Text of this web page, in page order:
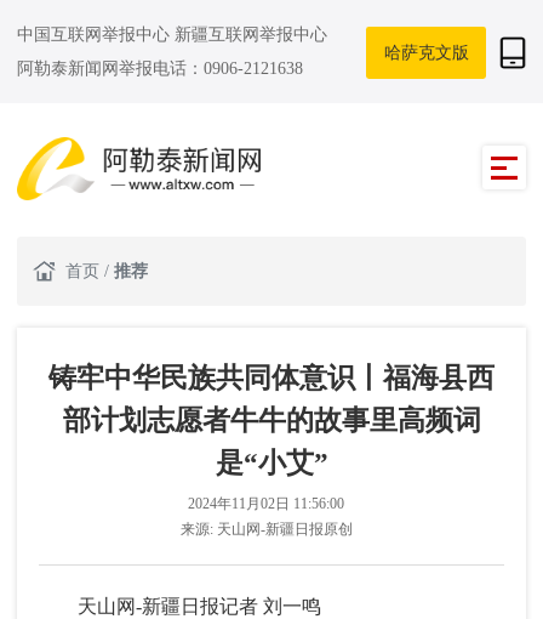
中国互联网举报中心 新疆互联网举报中心
阿勒泰新闻网举报电话：0906-2121638
哈萨克文版
首页 / 推荐
铸牢中华民族共同体意识丨福海县西
部计划志愿者牛牛的故事里高频词
是“小艾”
2024年11月02日 11:56:00
来源: 天山网-新疆日报原创
天山网-新疆日报记者 刘一鸣